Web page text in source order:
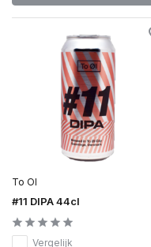
To Ol
#11 DIPA 44cl
Vergelijk